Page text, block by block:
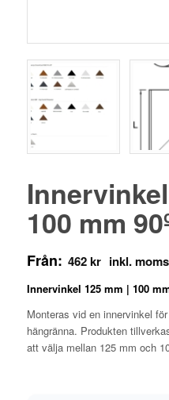
100 mm
Från: 462kr
Innervinkel 125 mm | 100
Monteras vid en innervinkel
hängränna. Produkten
att välja mellan 125 mm och